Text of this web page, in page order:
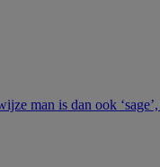
man is dan ook